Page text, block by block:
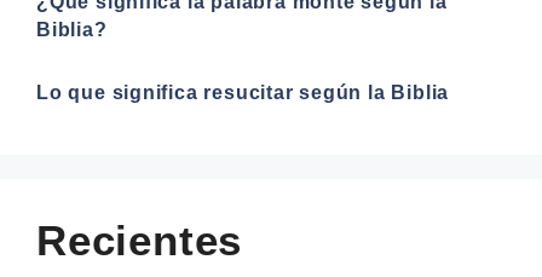
Biblia?
Lo que significa resucitar según la Biblia
Recientes